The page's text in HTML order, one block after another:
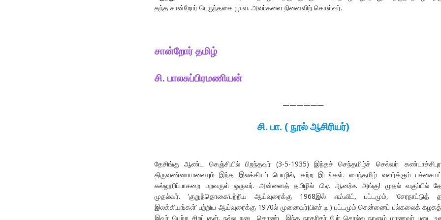
தந்த சான்றோர் பெருந்தகை மு.வ. அவர்களை நினைவிற் கொள்வர்.
சான்றோர் தமிழ்
சி. பாலசுப்பிரமணியன்
——————
சி. பா. ( நூல் ஆசிரியர்)
தேசிங்கு ஆண்ட செஞ்சியில் பிறந்தவர் (3-5-1935) இந்தச் செந்தமிழ்ச் செல்வர்.
திருவண்ணாமலையும் இந்த இலக்கியப் பொழில், கற்ற இடங்கள். பைந்தமிழ் வளர்க்கும்
கல்லூரிப்பாசறை மறவருள் ஒருவர். அன்னைத் தமிழில் பி.ஏ. ஆனர்சு. அங்கு! முதல் வகுப்பில்
முதல்வர். ‘குறுந்தொகை’பற்றிய ஆய்வுரைக்கு 1968இல் எம்.லிட்., பட்டமும், ‘சேரநாட்டுத்
இலக்கியங்கள்’ பற்றிய ஆய்வுரைக்கு 1970ல் முனைவர்(பிஎச்.டி.) பட்டமும் சென்னைப் பல்கலைக்
இவர் பெற்ற சிறப்புகள். நல்ல நடை கொண்ட இந்த நாகரிகர் பேர் சொல்ல நாளும் மாணவர் படை